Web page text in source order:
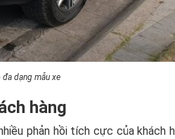
dạng mẫu xe
hàng
phản hồi tích cực của khách